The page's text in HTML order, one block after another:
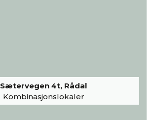
Sætervegen 4t, Rådal
Kombinasjonslokaler